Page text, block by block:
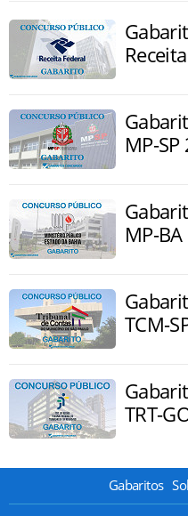
MP-
MP-
TCM-
TRT-
Gabaritos